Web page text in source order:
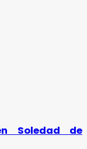
Soledad de